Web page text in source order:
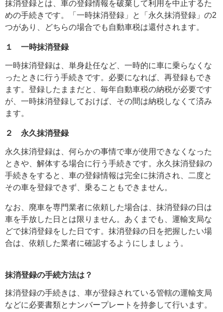
抹消登録とは、車の登録情報を破棄して利用を中止するた
めの手続きです。「一時抹消登録」と「永久抹消登録」の2
つがあり、どちらの場合でも自動車税は還付されます。
１ 一時抹消登録
一時抹消登録は、単身赴任など、一時的に車に乗らなくな
ったときに行う手続きです。必要になれば、再登録もでき
ます。登録したままだと、毎年自動車税の納税が必要です
が、一時抹消登録しておけば、その間は納税しなくて済み
ます。
２ 永久抹消登録
永久抹消登録は、何らかの事情で車が使用できなくなった
ときや、解体する場合に行う手続きです。永久抹消登録の
手続きをすると、車の登録情報は完全に抹消され、二度と
その車を登録できず、乗ることもできません。
なお、廃車を専門業者に依頼した場合は、抹消登録の日は
車を手放した日とは限りません。あくまでも、運輸支局な
どで抹消登録をした日です。抹消登録の日を把握したい場
合は、依頼した業者に確認するようにしましょう。
抹消登録の手続方法は？
抹消登録の手続きは、車が登録されている管轄の運輸支局
などに必要書類とナンバープレートを持参して行います。